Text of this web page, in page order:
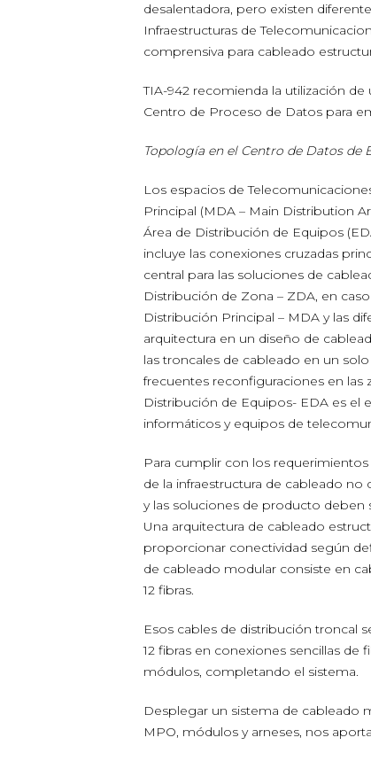
desalentadora, pero existen
Infraestructuras de
comprensiva para cableado
TIA-942 recomienda la utilización
Centro de Proceso de Datos para
Topología en el Centro de Datos de
Los espacios de
Principal (MDA – Main Distribution
Área de Distribución de Equipos
incluye las conexiones cruzadas
central para las soluciones de
Distribución de Zona – ZDA, en
Distribución Principal – MDA y las
arquitectura en un diseño de
las troncales de cableado en un
frecuentes reconfiguraciones en las
Distribución de Equipos- EDA es el
informáticos y equipos de
Para cumplir con los
de la infraestructura de cableado
y las soluciones de producto deben
Una arquitectura de cableado
proporcionar conectividad según
de cableado modular consiste en
12 fibras.
Esos cables de distribución troncal
12 fibras en conexiones sencillas de
módulos, completando el sistema.
Desplegar un sistema de cableado
MPO, módulos y arneses, nos